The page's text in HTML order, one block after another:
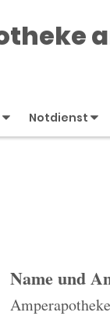
Notdienst
Name und